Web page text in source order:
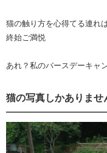
猫の触り方を心得てる連れ
終始ご満悦
あれ？私のバースデーキャ
猫の写真しかありま